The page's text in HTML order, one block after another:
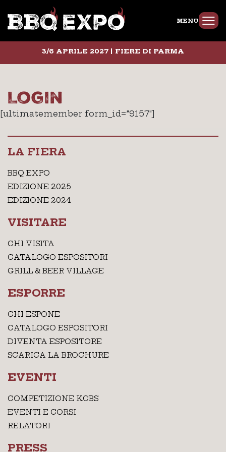
MENU
3/6 APRILE 2027 | FIERE DI PARMA
Login
[ultimatemember form_id=”9157″]
LA FIERA
BBQ EXPO
EDIZIONE 2025
EDIZIONE 2024
VISITARE
CHI VISITA
CATALOGO ESPOSITORI
GRILL & BEER VILLAGE
ESPORRE
CHI ESPONE
CATALOGO ESPOSITORI
DIVENTA ESPOSITORE
SCARICA LA BROCHURE
EVENTI
COMPETIZIONE KCBS
EVENTI E CORSI
RELATORI
PRESS